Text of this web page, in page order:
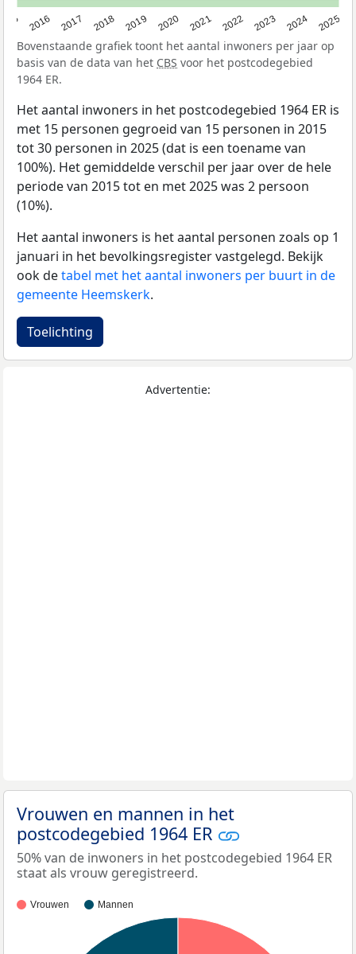
2016 2017 2018 2019 2020 2021 2022 2023 2024 2025
Bovenstaande grafiek toont het aantal inwoners per jaar op
basis van de data van het CBS voor het postcodegebied
1964 ER.
Het aantal inwoners in het postcodegebied 1964 ER is
met 15 personen gegroeid van 15 personen in 2015
tot 30 personen in 2025 (dat is een toename van
100%). Het gemiddelde verschil per jaar over de hele
periode van 2015 tot en met 2025 was 2 persoon
(10%).
Het aantal inwoners is het aantal personen zoals op 1
januari in het bevolkingsregister vastgelegd. Bekijk
ook detabel met het aantal inwoners per buurt in de
gemeente Heemskerk.
Toelichting
Advertentie:
Vrouwen en mannen in het
postcodegebied 1964 ER
50% van de inwoners in het postcodegebied 1964 ER
staat als vrouw geregistreerd.
Vrouwen Mannen